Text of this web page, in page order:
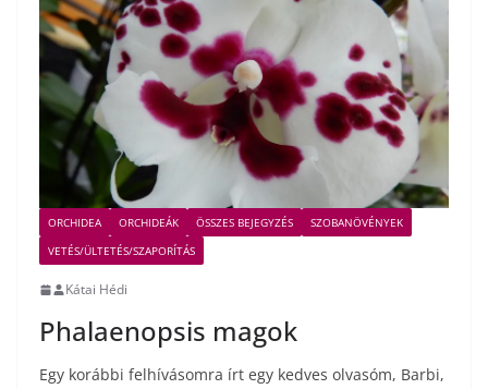
ORCHIDEA ORCHIDEÁK ÖSSZES BEJEGYZÉS
SZOBANÖVÉNYEK
VETÉS/ÜLTETÉS/SZAPORÍTÁS
Kátai Hédi
Phalaenopsis magok
Egy korábbi felhívásomra írt egy kedves olvasóm, Barbi,